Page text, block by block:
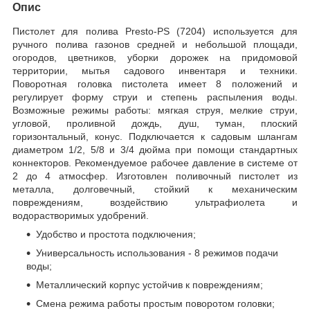
Опис
Пистолет для полива Presto-PS (7204) используется для
ручного полива газонов средней и небольшой площади,
огородов, цветников, уборки дорожек на придомовой
территории, мытья садового инвентаря и техники.
Поворотная головка пистолета имеет 8 положений и
регулирует форму струи и степень распыления воды.
Возможные режимы работы: мягкая струя, мелкие струи,
угловой, проливной дождь, душ, туман, плоский
горизонтальный, конус. Подключается к садовым шлангам
диаметром 1/2, 5/8 и 3/4 дюйма при помощи стандартных
коннекторов. Рекомендуемое рабочее давление в системе от
2 до 4 атмосфер. Изготовлен поливочный пистолет из
металла, долговечный, стойкий к механическим
повреждениям, воздействию ультрафиолета и
водорастворимых удобрений.
Удобство и простота подключения;
Универсальность использования - 8 режимов подачи
воды;
Металлический корпус устойчив к повреждениям;
Смена режима работы простым поворотом головки;